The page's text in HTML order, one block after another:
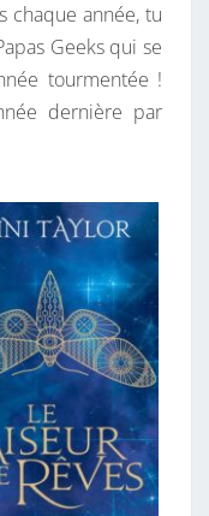
chaque année, tu
Geeks qui se
tourmentée !
dernière par